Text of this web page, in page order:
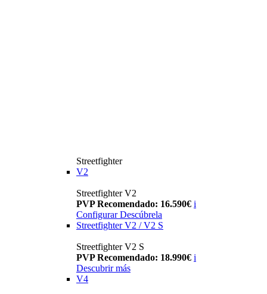
Streetfighter
V2
Streetfighter V2
PVP Recomendado: 16.590€ i
Configurar Descúbrela
Streetfighter V2 / V2 S
Streetfighter V2 S
PVP Recomendado: 18.990€ i
Descubrir más
V4